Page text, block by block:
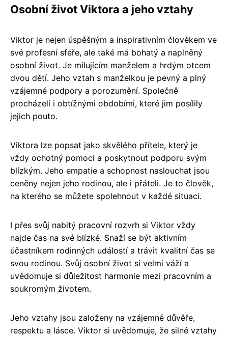
Osobní život Viktora a jeho vztahy
Viktor je nejen úspěšným a inspirativním člověkem ve
své profesní sféře, ale také má bohatý a naplněný
osobní život. Je milujícím manželem a hrdým otcem
dvou dětí. Jeho vztah s manželkou je pevný a plný
vzájemné podpory a porozumění. Společně
procházeli i obtížnými obdobími, které jim posílily
jejich pouto.
Viktora lze popsat jako skvělého přítele, který je
vždy ochotný pomoci a poskytnout podporu svým
blízkým. Jeho empatie a schopnost naslouchat jsou
ceněny nejen jeho rodinou, ale i přáteli. Je to člověk,
na kterého se můžete spolehnout v každé situaci.
I přes svůj nabitý pracovní rozvrh si Viktor vždy
najde čas na své blízké. Snaží se být aktivním
účastníkem rodinných událostí a trávit kvalitní čas se
svou rodinou. Svůj osobní život si velmi váží a
uvědomuje si důležitost harmonie mezi pracovním a
soukromým životem.
Jeho vztahy jsou založeny na vzájemné důvěře,
respektu a lásce. Viktor si uvědomuje, že silné vztahy